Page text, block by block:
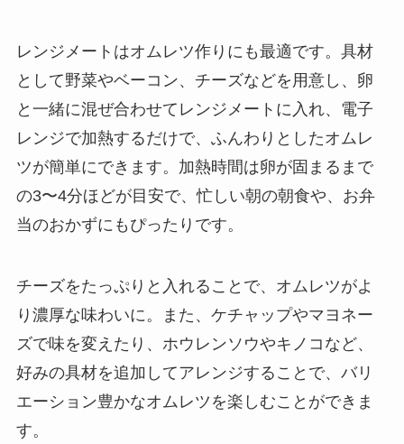
レンジメートはオムレツ作りにも最適です。具材
として野菜やベーコン、チーズなどを用意し、卵
と一緒に混ぜ合わせてレンジメートに入れ、電子
レンジで加熱するだけで、ふんわりとしたオムレ
ツが簡単にできます。加熱時間は卵が固まるまで
の3〜4分ほどが目安で、忙しい朝の朝食や、お弁
当のおかずにもぴったりです。
チーズをたっぷりと入れることで、オムレツがよ
り濃厚な味わいに。また、ケチャップやマヨネー
ズで味を変えたり、ホウレンソウやキノコなど、
好みの具材を追加してアレンジすることで、バリ
エーション豊かなオムレツを楽しむことができま
す。